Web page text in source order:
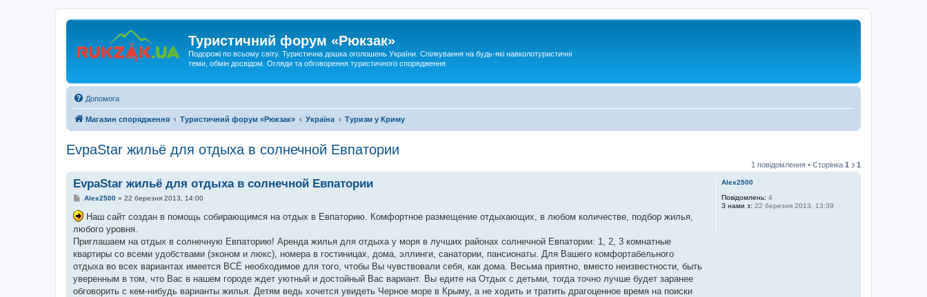
Туристичний форум «Рюкзак»
Подорожі по всьому світу. Туристична дошка оголошень України. Спілкування на будь-які навколотуристичні
теми, обмін досвідом. Огляди та обговорення туристичного спорядження
Допомога
Магазин спорядження Туристичний форум «Рюкзак» Україна Туризм у Криму
EvpaStar жильё для отдыха в солнечной Евпатории
1 повідомлення • Сторінка 1 з 1
Alex2500
Повідомлень: 4
З нами з: 22 березня 2013, 13:39
EvpaStar жильё для отдыха в солнечной Евпатории
П
в
і
д
о
м
л
е
н
н
я
Alex2500» 22 березня 2013, 14:00
Наш cайт создан в помощь собирающимся на отдых в Евпаторию. Комфортное размещение отдыхающих, в любом количестве, подбор жилья,
любого уровня.
Приглашаем на отдых в солнечную Евпаторию! Аренда жилья для отдыха у моря в лучших районах солнечной Евпатории: 1, 2, 3 комнатные
квартиры со всеми удобствами (эконом и люкс), номера в гостиницах, дома, эллинги, санатории, пансионаты. Для Вашего комфортабельного
отдыха во всех вариантах имеется ВСЁ необходимое для того, чтобы Вы чувствовали себя, как дома. Весьма приятно, вместо неизвестности, быть
уверенным в том, что Вас в нашем городе ждет уютный и достойный Вас вариант. Вы едите на Отдых с детьми, тогда точно лучше будет заранее
обговорить с кем-нибудь варианты жилья. Детям ведь хочется увидеть Черное море в Крыму, а не ходить и тратить драгоценное время на поиски